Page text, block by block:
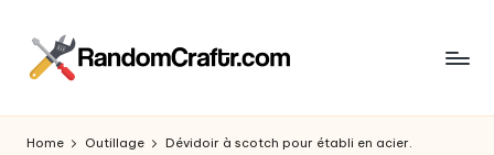
R
a
Home Outillage Dévidoir à scotch pour établi en acier.